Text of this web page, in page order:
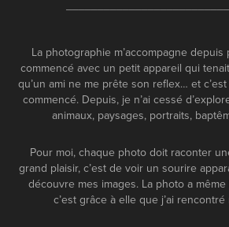
La photographie m’accompagne depuis
commencé avec un petit appareil qui
qu’un ami ne me prête son reflex… et
commencé. Depuis, je n’ai cessé
animaux, paysages, portraits,
Pour moi, chaque photo doit raconter
grand plaisir, c’est de voir un sourire
découvre mes images. La photo a
c’est grâce à elle que j’ai